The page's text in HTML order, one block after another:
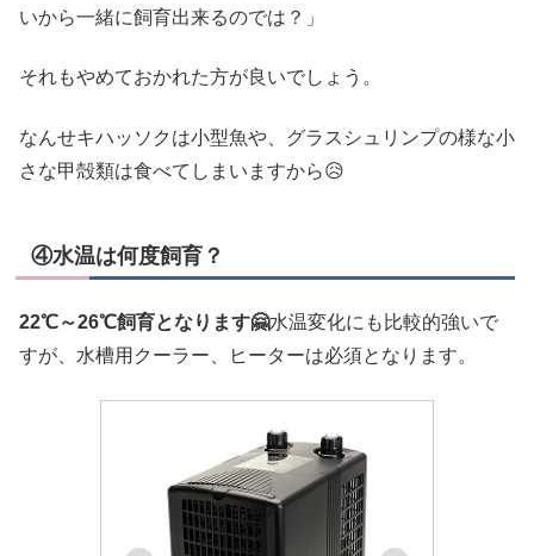
いから一緒に飼育出来るのでは？」
それもやめておかれた方が良いでしょう。
なんせキハッソクは小型魚や、グラスシュリンプの様な小
さな甲殻類は食べてしまいますから😥
④水温は何度飼育？
22℃～26℃飼育となります🤗水温変化にも比較的強いで
すが、水槽用クーラー、ヒーターは必須となります。